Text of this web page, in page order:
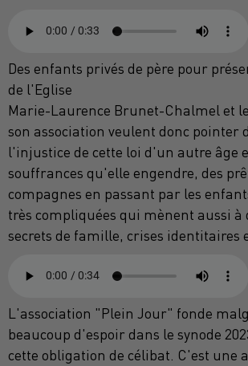
Des enfants privés de père pour
de l'Eglise
Marie-Laurence Brunet-Chalmel et
son association veulent donc pointer
l'injustice de cette loi d'un autre âge
souffrances qu'elle engendre, des
compagnes en passant par les
très compliquées qui mènent aussi à
secrets de famille, crises identitaires
L'association "Plein Jour" fonde
beaucoup d'espoir dans le synode
cette obligation de célibat. C'est une